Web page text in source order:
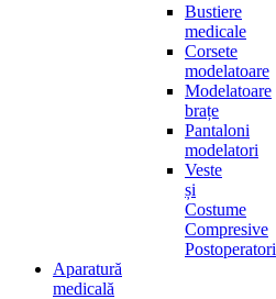
Bustiere
medicale
Corsete
modelatoare
Modelatoare
brațe
Pantaloni
modelatori
Veste
și
Costume
Compresive
Postoperatori
Aparatură
medicală